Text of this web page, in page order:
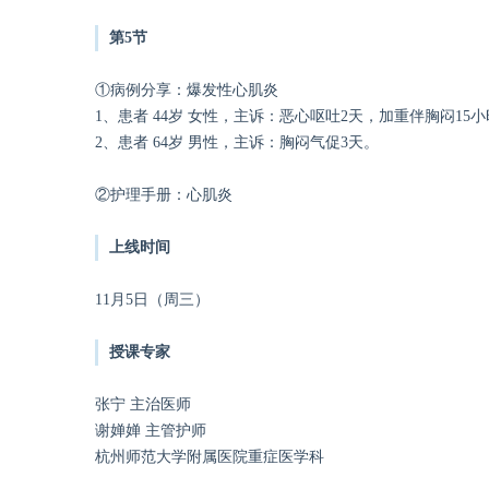
第5节
①病例分享：爆发性心肌炎
1、患者 44岁 女性， 主诉：恶心呕吐2天，加重伴胸闷15
2、患者 64岁 男性，主诉：胸闷气促3天。
②护理手册：心肌炎
上线时间
11月5日（周三）
授课专家
张宁 主治医师
谢婵婵 主管护师
杭州师范大学附属医院重症医学科